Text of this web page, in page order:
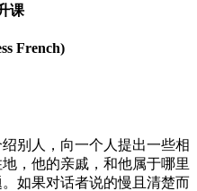
课
French)
别人，向一个人提出一些相
，他的亲戚，和他属于哪里
如果对话者说的慢且清楚而